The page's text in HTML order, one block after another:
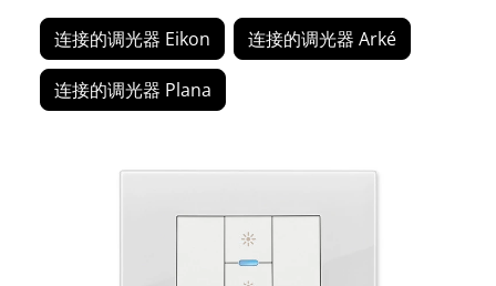
连接的调光器 Eikon 连接的调光器 Arké
连接的调光器 Plana